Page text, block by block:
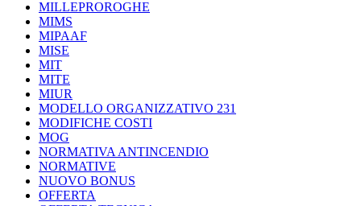
MILLEPROROGHE
MIMS
MIPAAF
MISE
MIT
MITE
MIUR
MODELLO ORGANIZZATIVO 231
MODIFICHE COSTI
MOG
NORMATIVA ANTINCENDIO
NORMATIVE
NUOVO BONUS
OFFERTA